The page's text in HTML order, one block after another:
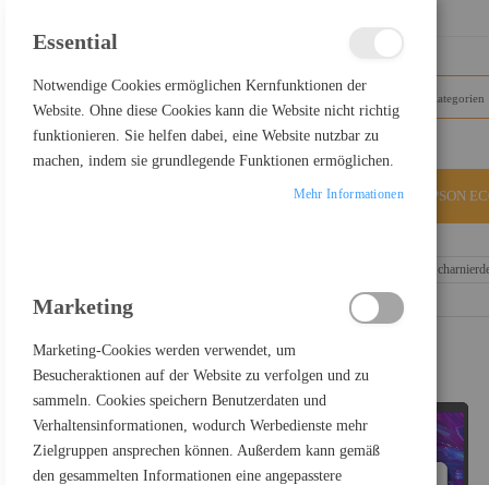
EPSON
Acer TravelMate P6 14 TMP614-73-TCO - 180°-
Essential
Notwendige Cookies ermöglichen Kernfunktionen der
Website. Ohne diese Cookies kann die Website nicht richtig
funktionieren. Sie helfen dabei, eine Website nutzbar zu
machen, indem sie grundlegende Funktionen ermöglichen.
Mehr Informationen
Marketing
Marketing-Cookies werden verwendet, um
Besucheraktionen auf der Website zu verfolgen und zu
sammeln. Cookies speichern Benutzerdaten und
Verhaltensinformationen, wodurch Werbedienste mehr
Zielgruppen ansprechen können. Außerdem kann gemäß
den gesammelten Informationen eine angepasstere